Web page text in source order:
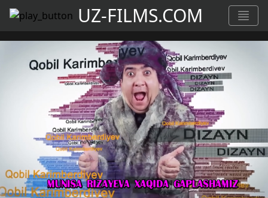
UZ-FILMS.COM